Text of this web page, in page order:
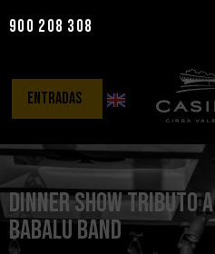
contenido
900 208 308
entradas
Dinner Show Tributo
Babalu Band